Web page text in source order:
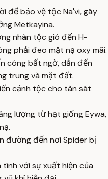
để bảo vệ tộc Na'vi, gây
Metkayina.
nhân tộc gió đến H-
phải đeo mặt nạ oxy mãi.
công bất ngờ, dẫn đến
trung và mặt đất.
cảnh tộc cho tàn sát
lượng từ hạt giống Eywa,
đường đến nơi Spider bị
với sự xuất hiện của